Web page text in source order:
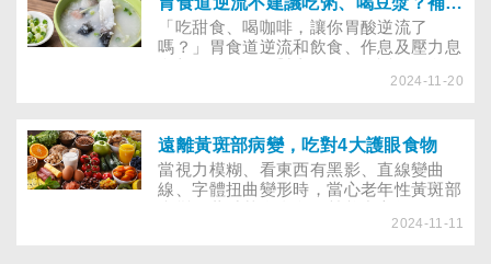
「吃甜食、喝咖啡，讓你胃酸逆流了
嗎？」胃食道逆流和飲食、作息及壓力息
逆流？營養師建議從避開NG食物、適量
2024-11-20
遠離黃斑部病變，吃對4大護眼食物
當視力模糊、看東西有黑影、直線變曲
線、字體扭曲變形時，當心老年性黃斑部
歲以上長者約每10人就有1人罹病，為失
2024-11-11